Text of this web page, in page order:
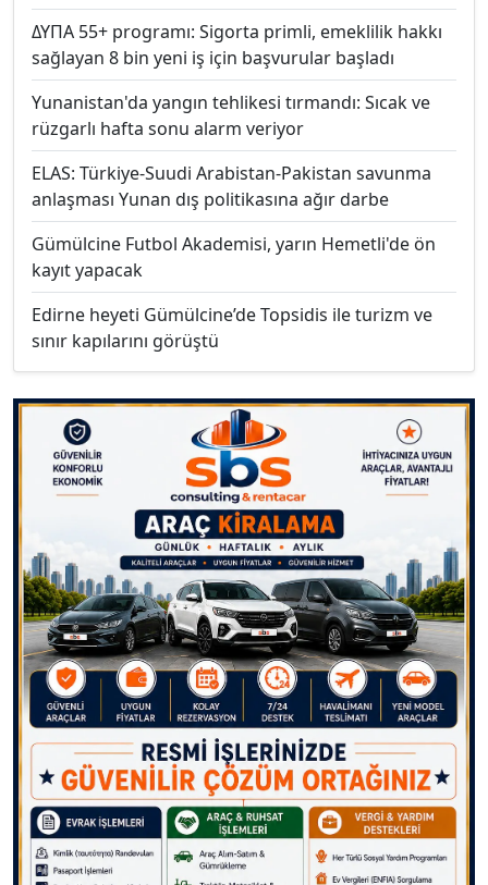
ΔΥΠΑ 55+ programı: Sigorta primli, emeklilik hakkı
sağlayan 8 bin yeni iş için başvurular başladı
Yunanistan'da yangın tehlikesi tırmandı: Sıcak ve
rüzgarlı hafta sonu alarm veriyor
ELAS: Türkiye-Suudi Arabistan-Pakistan savunma
anlaşması Yunan dış politikasına ağır darbe
Gümülcine Futbol Akademisi, yarın Hemetli'de ön
kayıt yapacak
Edirne heyeti Gümülcine’de Topsidis ile turizm ve
sınır kapılarını görüştü